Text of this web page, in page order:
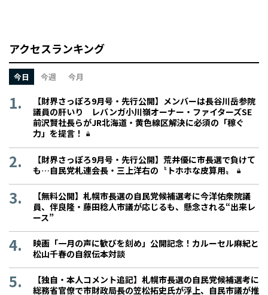
アクセスランキング
今日 今週 今月
【財界さっぽろ9月号・先行公開】メンバーは長谷川岳参院
議員の肝いり レバンガ小川嶺オーナー・ファイターズSE
前沢賢社長らがJR北海道・黄色線区解決に必須の「稼ぐ
力」を提言！
【財界さっぽろ9月号・先行公開】荒井優に市長選で負けて
も…自民党札連会長・三上洋右の〝トホホな皮算用〟
【無料公開】札幌市長選の自民党候補選考に今洋佑衆院議
員、伴良隆・藤田稔人市議が応じるも、懸念される“出来レ
ース”
映画「一月の声に歓びを刻め」公開記念！カルーセル麻紀と
松山千春の自叙伝本対談
【独自・本人コメント追記】札幌市長選の自民党候補選考に
総務省官僚で市財政局長の笠松拓史氏が浮上、自民市議が推